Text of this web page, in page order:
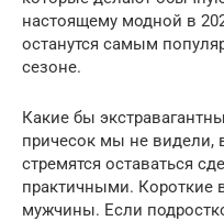
настоящему модной в
останутся самым
сезоне.
Какие бы
причесок мы не видели,
стремятся оставаться
практичными.
мужчины. Если